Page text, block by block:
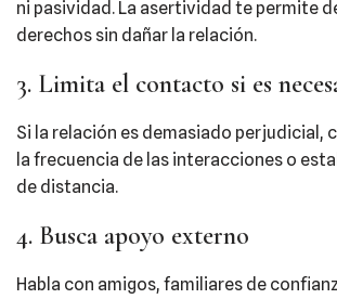
ni pasividad. La asertividad te permite
derechos sin dañar la relación.​
3. Limita el contacto si es
Si la relación es demasiado perjudicial,
la frecuencia de las interacciones o
de distancia.​
4. Busca apoyo externo
Habla con amigos, familiares de